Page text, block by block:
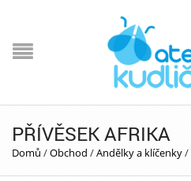
PŘÍVĚSEK AFRIKA
Domů /Obchod /Andělky a klíčenky/